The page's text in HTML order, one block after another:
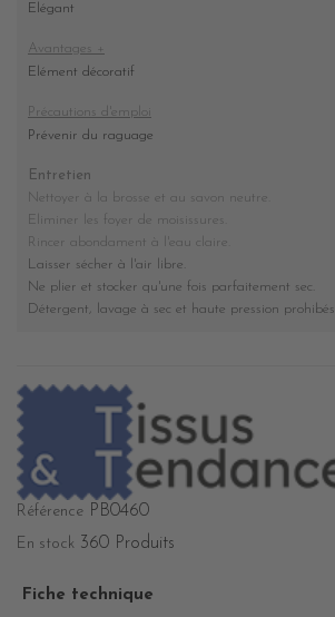
Elégant
Avantages +
Elément décoratif
Précautions d'emploi
Prévenir du raguage
Entretien
Nettoyer à la brosse et au savon neutre.
Eliminer les foyer de moisissures
Rincer abondament à l'eau claire.
Laisser sécher à l'air libre.
Ne plier et stocker qu'une fois parfaitement sec
Détergent, lavage à sec et haute pression prohibés
Référence PB0460
En stock 360 Produits
Fiche technique